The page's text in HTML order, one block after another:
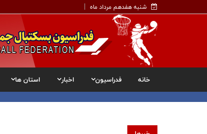
شنبه هفدهم مرداد ماه
خانه فدراسیون اخبار استان ها